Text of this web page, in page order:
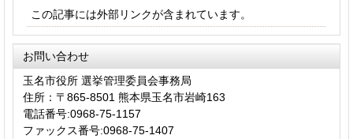
この記事には外部リンクが含まれています。
お問い合わせ
玉名市役所 選挙管理委員会事務局
住所：〒865-8501 熊本県玉名市岩崎163
電話番号:0968-75-1157
ファックス番号:0968-75-1407